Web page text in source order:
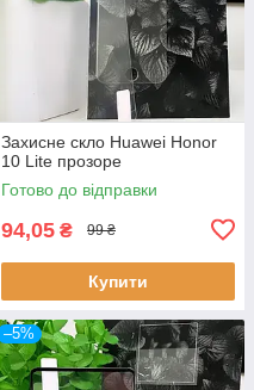
Захисне скло Huawei Honor
10 Lite прозоре
Готово до відправки
94,05 ₴ 99 ₴
Купити
–5%